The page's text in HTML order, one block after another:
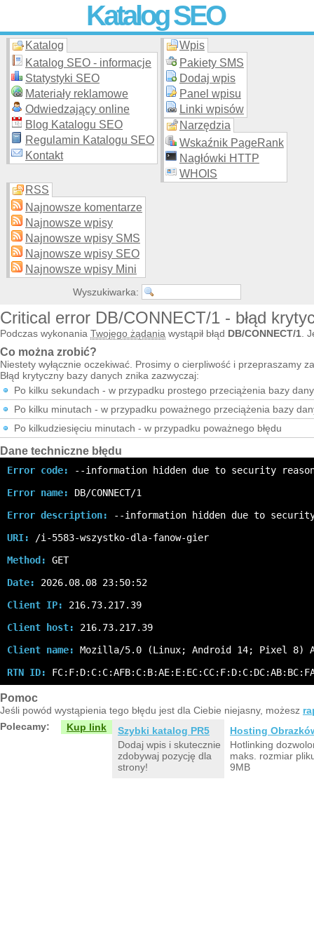
Katalog SEO
Skuteczna i promocja stron WWW –
moderowanego katalogu za darmo!
Katalog
Katalog SEO - informacje
Statystyki SEO
Materiały reklamowe
Odwiedzający online
Blog Katalogu SEO
Regulamin Katalogu SEO
Kontakt
Wpis
Pakiety SMS
Dodaj wpis
Panel wpisu
Linki wpisów
Narzędzia
Wskaźnik PageRank
Nagłówki HTTP
WHOIS
RSS
Najnowsze komentarze
Najnowsze wpisy
Najnowsze wpisy SMS
Najnowsze wpisy SEO
Najnowsze wpisy Mini
Wyszukiwarka:
Critical error DB/CONNECT/1 - błąd
Podczas wykonania Twojego żądania wystąpił błąd DB/CONNECT/1 .
Co można zrobić?
Niestety wyłącznie oczekiwać. Prosimy o cierpliwość i przepraszamy
Błąd krytyczny bazy danych znika zazwyczaj:
Po kilku sekundach - w przypadku prostego przeciążenia bazy
Po kilku minutach - w przypadku poważnego przeciążenia bazy
Po kilkudziesięciu minutach - w przypadku poważnego błędu
Dane techniczne błędu
Error code:
--information hidden due to security
Error name:
DB/CONNECT/1
Error description:
--information hidden due to
URI:
/i-5583-wszystko-dla-fanow-gier
Method:
GET
Date:
2026.08.08 23:50:52
Client IP:
216.73.217.39
Client host:
216.73.217.39
Client name:
Mozilla/5.0 (Linux; Android 14; Pixel 8)
RTN ID:
Pomoc
Jeśli powód wystąpienia tego błędu jest dla Ciebie niejasny, możesz
Polecamy:
Kup link
Szybki katalog PR5
Dodaj wpis i skutecznie
zdobywaj pozycję dla
strony!
Hosting
Hotlinking
maks. rozmiar
9MB